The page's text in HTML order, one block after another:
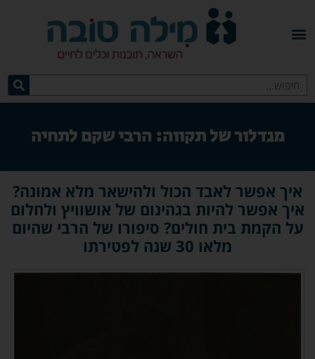
מגדלור של תקווה: הרבי שקם לתחיה
איך אפשר לאבד הכול ולהישאר מלא אמונה?
איך אפשר להיות בגהינום של אושוויץ ולחלום
על הקמת בית חולים? סיפורו של הרבי שהיום
מלאו 30 שנה לפטירתו